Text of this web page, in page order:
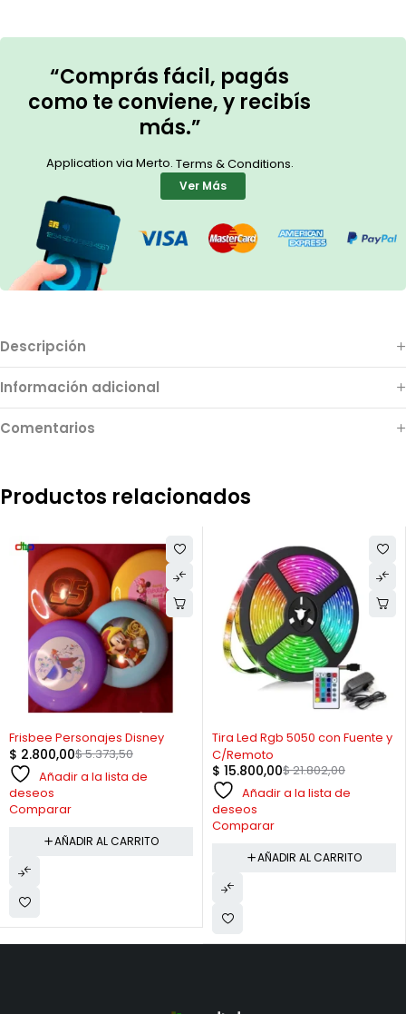
“Comprás fácil, pagás
como te conviene, y recibís
más.”
Application via Merto. Terms & Conditions.
Ver Más
Descripción
Información adicional
Comentarios
Productos relacionados
Frisbee Personajes Disney
$5.373,50
$ 2.800,00
Añadir a la lista de
deseos
Comparar
AÑADIR AL CARRITO
Tira Led Rgb 5050 con Fuente y
C/Remoto
$21.802,00
$ 15.800,00
Añadir a la lista de
deseos
Comparar
AÑADIR AL CARRITO